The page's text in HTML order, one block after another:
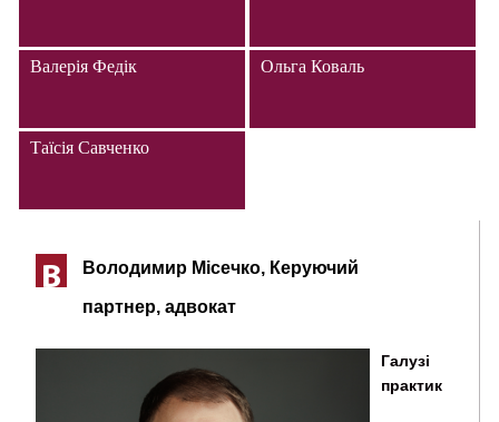
Валерія Федік Ольга Коваль
Таїсія Савченко
В Володимир Місечко, Керуючий
партнер, адвокат
Галузі
практик